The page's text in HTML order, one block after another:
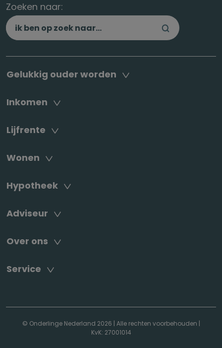
Zoeken naar:
Gelukkig ouder worden
Inkomen
Lijfrente
Wonen
Hypotheek
Adviseur
Over ons
Service
© Onderlinge Nederland 2026 | Alle rechten voorbehouden |
KvK: 27001014